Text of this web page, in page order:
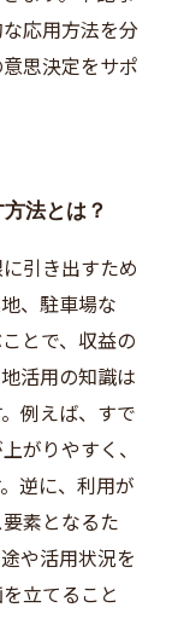
応用方法を分
思決定をサポ
法とは？
引き出すため
、駐車場な
とで、収益の
活用の知識は
例えば、すで
がりやすく、
逆に、利用が
素となるた
や活用状況を
立てること